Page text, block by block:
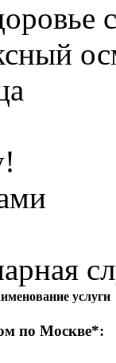
услуги
по Москве*: